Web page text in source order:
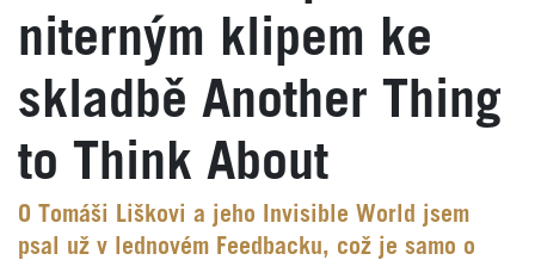
niterným klipem ke
skladbě Another Thing
to Think About
O Tomáši Liškovi a jeho Invisible World jsem
psal už v lednovém Feedbacku, což je samo o